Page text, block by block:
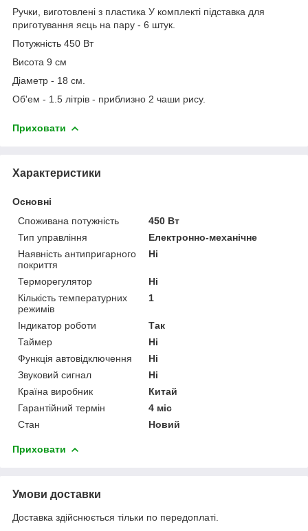
Ручки, виготовлені з пластика У комплекті підставка для
приготування яєць на пару - 6 штук.
Потужність 450 Вт
Висота 9 см
Діаметр - 18 см.
Об'ем - 1.5 літрів - приблизно 2 чаши рису.
Приховати
Характеристики
Основні
Споживана потужність
450 Вт
Тип управління
Електронно-механічне
Наявність антипригарного
покриття
Ні
Терморегулятор
Ні
Кількість температурних
режимів
1
Індикатор роботи
Так
Таймер
Ні
Функція автовідключення
Ні
Звуковий сигнал
Ні
Країна виробник
Китай
Гарантійний термін
4 міс
Стан
Новий
Приховати
Умови доставки
Доставка здійснюється тільки по передоплаті.